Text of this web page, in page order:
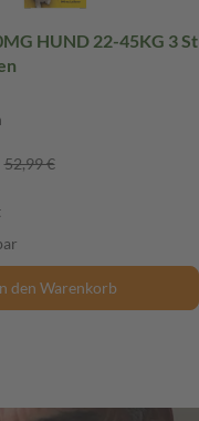
HUND 22-45KG 3 St
52,99 €
den Warenkorb